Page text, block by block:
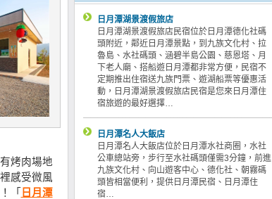
烤肉場地
感受微風
「 日月潭
日月潭湖景渡假旅店
日月潭湖景渡假旅店民宿位於日月潭德化社碼
頭附近，鄰近日月潭景點，到九族文化村、拉
魯島、水社碼頭、涵碧半島公園、慈恩塔、月
下老人廟、搭船遊日月潭都非常方便，民宿不
定期推出住宿送九族門票、遊湖船票等優惠活
動，日月潭湖景渡假旅店民宿是您來日月潭住
宿旅遊的最好選擇…
日月潭名人大飯店
日月潭名人大飯店位於日月潭水社商圈，水社
公車總站旁，步行至水社碼頭僅需3分鐘，前進
九族文化村、向山遊客中心、德化社、朝霧碼
頭皆相當便利，提供日月潭民宿、日月潭住
宿…